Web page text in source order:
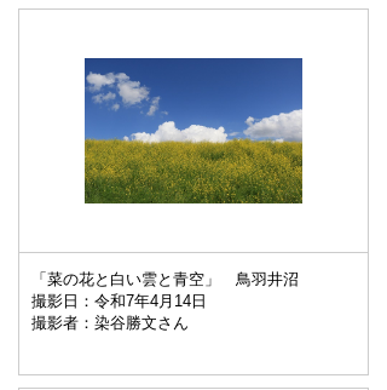
「菜の花と白い雲と青空」 鳥羽井沼
撮影日：令和7年4月14日
撮影者：染谷勝文さん